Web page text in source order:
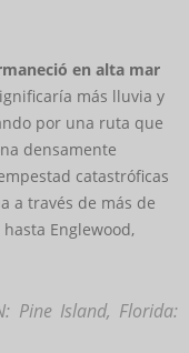
en alta mar
más lluvia y
por una ruta que
densamente
catastróficas
a través de más de
Englewood,
Pine Island, Florida: